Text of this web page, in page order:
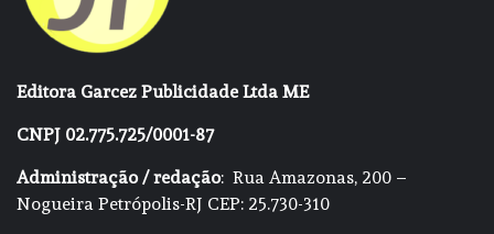
Editora Garcez Publicidade Ltda ME
CNPJ 02.775.725/0001-87
Administração / redação: Rua Amazonas, 200 –
Nogueira Petrópolis-RJ CEP: 25.730-310